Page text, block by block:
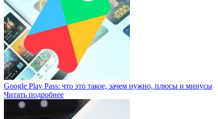
Google Play Pass: что это такое, зачем нужно, плюсы и минусы
Читать подробнее